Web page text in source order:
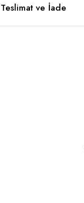
Teslimat ve İade